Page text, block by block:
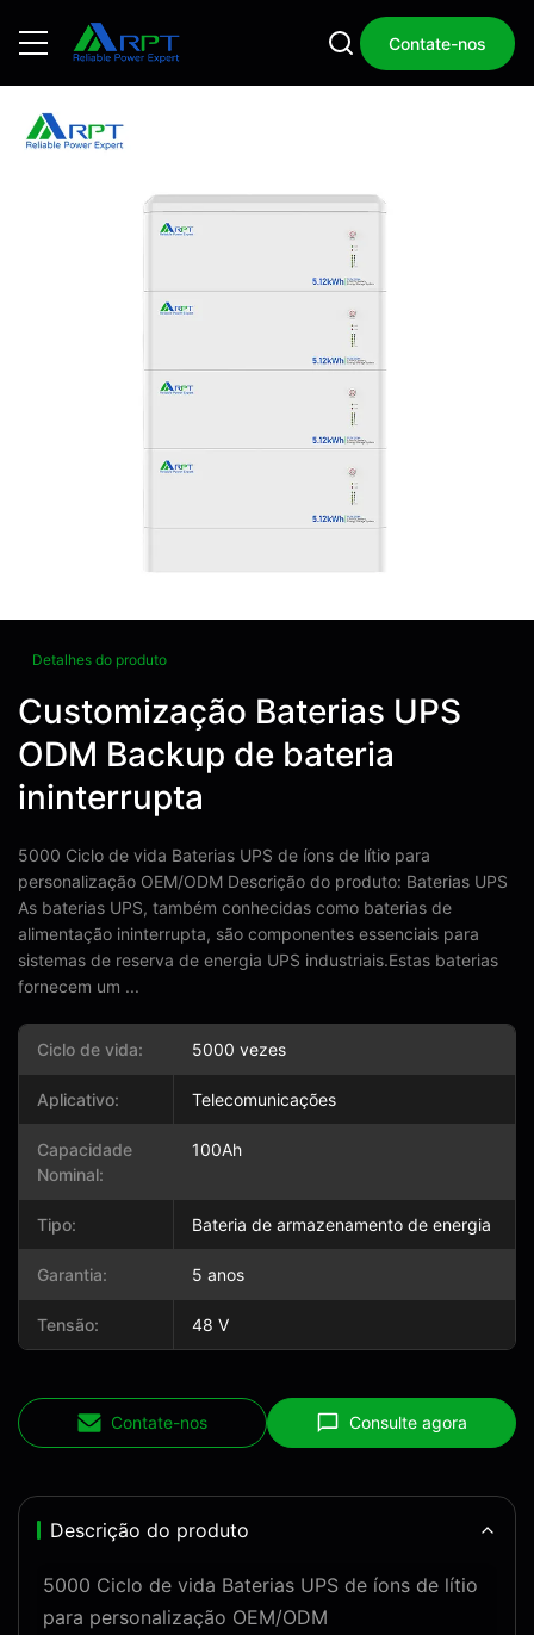
Contate-nos
Detalhes do produto
Customização Baterias UPS
ODM Backup de bateria
ininterrupta
5000 Ciclo de vida Baterias UPS de íons de lítio para
personalização OEM/ODM Descrição do produto: Baterias UPS
As baterias UPS, também conhecidas como baterias de
alimentação ininterrupta, são componentes essenciais para
sistemas de reserva de energia UPS industriais.Estas baterias
fornecem um ...
Ciclo de vida: 5000 vezes
Aplicativo: Telecomunicações
Capacidade
Nominal:
100Ah
Tipo: Bateria de armazenamento de energia
Garantia: 5 anos
Tensão: 48 V
Contate-nos Consulte agora
Descrição do produto
5000 Ciclo de vida Baterias UPS de íons de lítio
para personalização OEM/ODM